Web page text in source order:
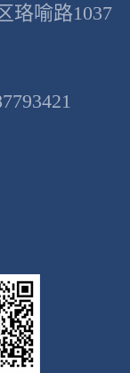
喻路1037